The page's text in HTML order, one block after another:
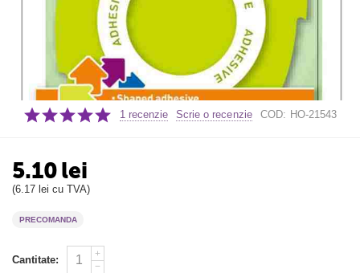
1 recenzie Scrie o recenzie COD: HO-21543
5.10lei
(6.17 lei cu TVA)
PRECOMANDA
Cantitate:
+
−